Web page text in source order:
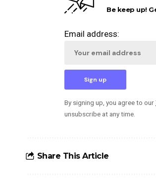
Be keep up!
Email address:
By signing up, you agree to our
unsubscribe at any time.
Share This Article